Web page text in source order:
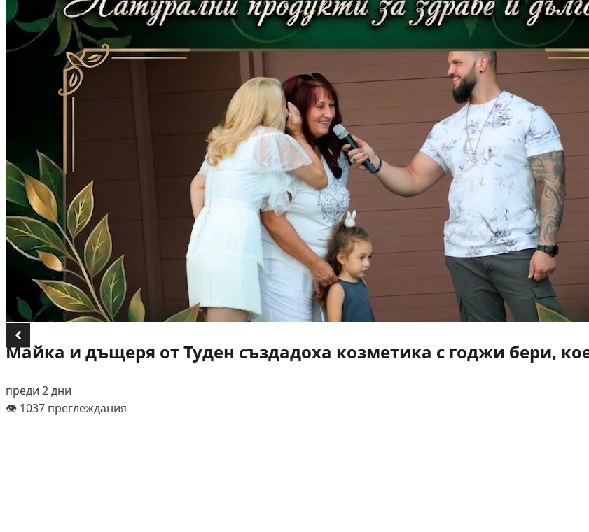
Майка и дъщеря от Туден създадоха козметика с годжи бери,
преди 2 дни
👁️ 1037 преглеждания